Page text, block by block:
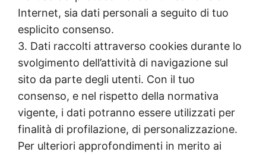
Internet, sia dati personali a seguito di tuo
esplicito consenso.
3. Dati raccolti attraverso cookies durante lo
svolgimento dell’attività di navigazione sul
sito da parte degli utenti. Con il tuo
consenso, e nel rispetto della normativa
vigente, i dati potranno essere utilizzati per
finalità di profilazione, di personalizzazione.
Per ulteriori approfondimenti in merito ai